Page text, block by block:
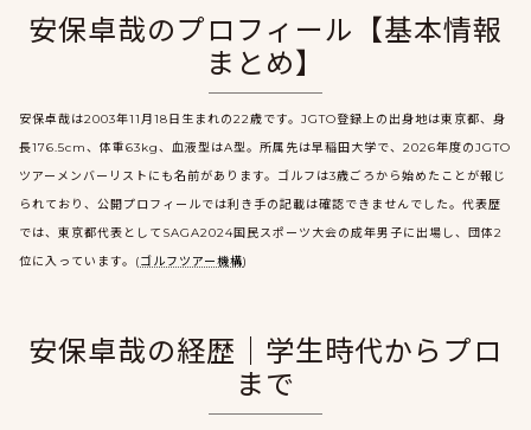
安保卓哉のプロフィール【基本情報
まとめ】
安保卓哉は2003年11月18日生まれの22歳です。JGTO登録上の出身地は東京都、身
長176.5cm、体重63kg、血液型はA型。所属先は早稲田大学で、2026年度のJGTO
ツアーメンバーリストにも名前があります。ゴルフは3歳ごろから始めたことが報じ
られており、公開プロフィールでは利き手の記載は確認できませんでした。代表歴
では、東京都代表としてSAGA2024国民スポーツ大会の成年男子に出場し、団体2
位に入っています。(ゴルフツアー機構)
安保卓哉の経歴｜学生時代からプロ
まで